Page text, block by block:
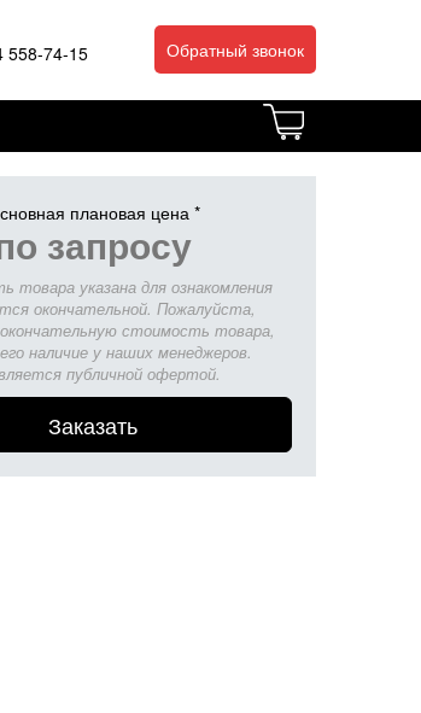
558-74-15 Обратный звонок
плановая цена *
запросу
товара указана для ознакомления
окончательной. Пожалуйста,
стоимость товара,
наличие у наших менеджеров.
публичной офертой.
Заказать